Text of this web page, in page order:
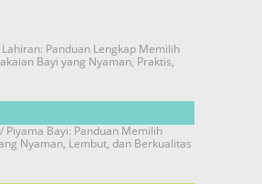
Panduan Lengkap Memilih
Bayi yang Nyaman, Praktis,
Piyama Bayi: Panduan Memilih
Nyaman, Lembut, dan Berkualitas